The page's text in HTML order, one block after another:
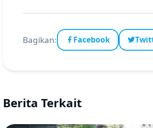
Bagikan: Facebook
Berita Terkait